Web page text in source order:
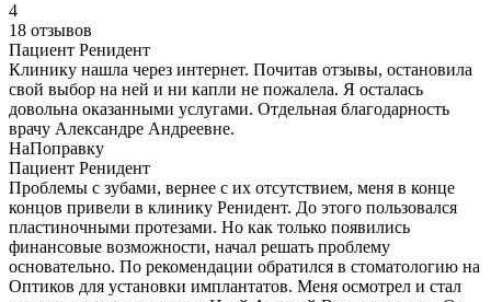
4
18 отзывов
Пациент Ренидент
Клинику нашла через интернет. Почитав отзывы, остановила
свой выбор на ней и ни капли не пожалела. Я осталась
довольна оказанными услугами. Отдельная благодарность
врачу Александре Андреевне.
НаПоправку
Пациент Ренидент
Проблемы с зубами, вернее с их отсутствием, меня в конце
концов привели в клинику Ренидент. До этого пользовался
пластиночными протезами. Но как только появились
финансовые возможности, начал решать проблему
основательно. По рекомендации обратился в стоматологию на
Оптиков для установки имплантатов. Меня осмотрел и стал